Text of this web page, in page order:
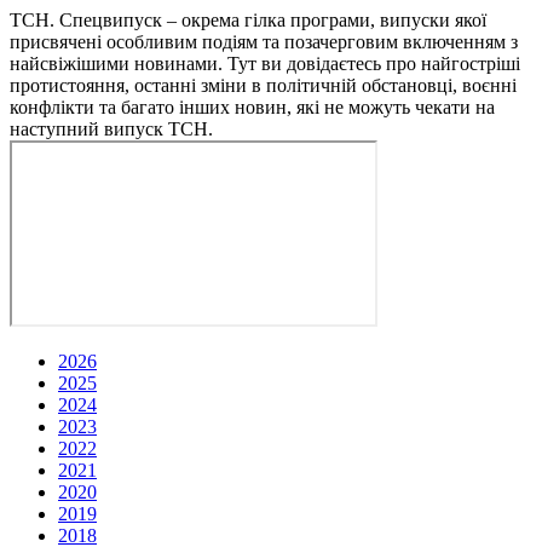
ТСН. Спецвипуск – окрема гілка програми, випуски якої
присвячені особливим подіям та позачерговим включенням з
найсвіжішими новинами. Тут ви довідаєтесь про найгостріші
протистояння, останні зміни в політичній обстановці, воєнні
конфлікти та багато інших новин, які не можуть чекати на
наступний випуск ТСН.
2026
2025
2024
2023
2022
2021
2020
2019
2018